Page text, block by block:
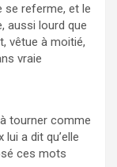
se referme, et le
aussi lourd que
vêtue à moitié,
vraie
tourner comme
a dit qu’elle
ces mots